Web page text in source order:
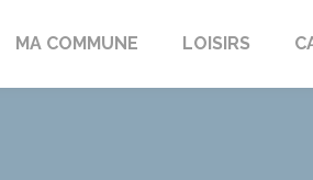
MA COMMUNE LOISIRS